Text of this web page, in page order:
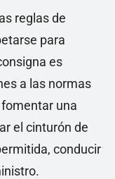
reglas de
para
es
a las normas
una
el cinturón de
conducir